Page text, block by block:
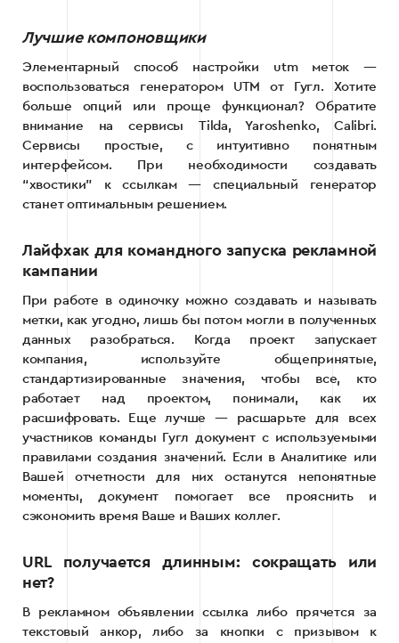
Лучшие компоновщики
Элементарный способ настройки utm меток —
воспользоваться генератором UTM от Гугл. Хотите
больше опций или проще функционал? Обратите
внимание на сервисы Tilda, Yaroshenko, Calibri.
Сервисы простые, с интуитивно понятным
интерфейсом. При необходимости создавать
“хвостики” к ссылкам — специальный генератор
станет оптимальным решением.
Лайфхак для командного запуска рекламной
кампании
При работе в одиночку можно создавать и называть
метки, как угодно, лишь бы потом могли в полученных
данных разобраться. Когда проект запускает
компания, используйте общепринятые,
стандартизированные значения, чтобы все, кто
работает над проектом, понимали, как их
расшифровать. Еще лучше — расшарьте для всех
участников команды Гугл документ с используемыми
правилами создания значений. Если в Аналитике или
Вашей отчетности для них останутся непонятные
моменты, документ помогает все прояснить и
сэкономить время Ваше и Ваших коллег.
URL получается длинным: сокращать или
нет?
В рекламном объявлении ссылка либо прячется за
текстовый анкор, либо за кнопки с призывом к